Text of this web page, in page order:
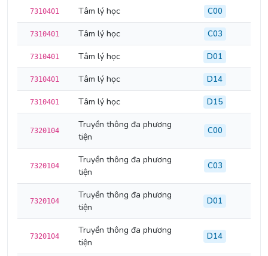
7310401 Tâm lý học C00
7310401 Tâm lý học C03
7310401 Tâm lý học D01
7310401 Tâm lý học D14
7310401 Tâm lý học D15
7320104
Truyền thông đa phương
tiện
C00
7320104
Truyền thông đa phương
tiện
C03
7320104
Truyền thông đa phương
tiện
D01
7320104
Truyền thông đa phương
tiện
D14